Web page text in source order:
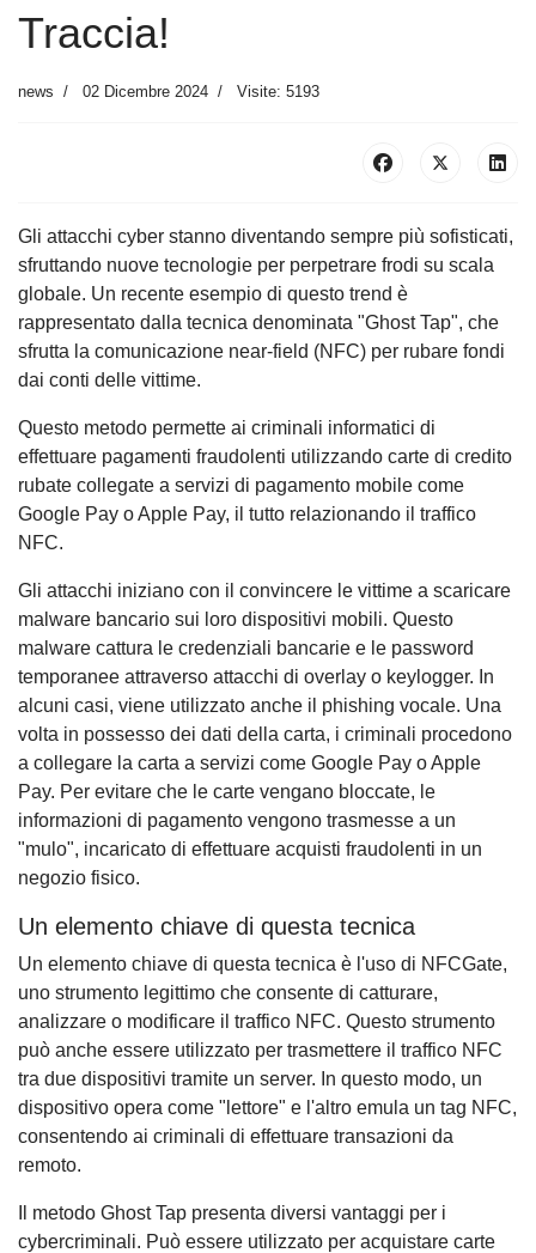
Traccia!
news 02 Dicembre 2024 Visite: 5193
Gli attacchi cyber stanno diventando sempre più sofisticati,
sfruttando nuove tecnologie per perpetrare frodi su scala
globale. Un recente esempio di questo trend è
rappresentato dalla tecnica denominata "Ghost Tap", che
sfrutta la comunicazione near-field (NFC) per rubare fondi
dai conti delle vittime.
Questo metodo permette ai criminali informatici di
effettuare pagamenti fraudolenti utilizzando carte di credito
rubate collegate a servizi di pagamento mobile come
Google Pay o Apple Pay, il tutto relazionando il traffico
NFC.
Gli attacchi iniziano con il convincere le vittime a scaricare
malware bancario sui loro dispositivi mobili. Questo
malware cattura le credenziali bancarie e le password
temporanee attraverso attacchi di overlay o keylogger. In
alcuni casi, viene utilizzato anche il phishing vocale. Una
volta in possesso dei dati della carta, i criminali procedono
a collegare la carta a servizi come Google Pay o Apple
Pay. Per evitare che le carte vengano bloccate, le
informazioni di pagamento vengono trasmesse a un
"mulo", incaricato di effettuare acquisti fraudolenti in un
negozio fisico.
Un elemento chiave di questa tecnica
Un elemento chiave di questa tecnica è l'uso di NFCGate,
uno strumento legittimo che consente di catturare,
analizzare o modificare il traffico NFC. Questo strumento
può anche essere utilizzato per trasmettere il traffico NFC
tra due dispositivi tramite un server. In questo modo, un
dispositivo opera come "lettore" e l'altro emula un tag NFC,
consentendo ai criminali di effettuare transazioni da
remoto.
Il metodo Ghost Tap presenta diversi vantaggi per i
cybercriminali. Può essere utilizzato per acquistare carte